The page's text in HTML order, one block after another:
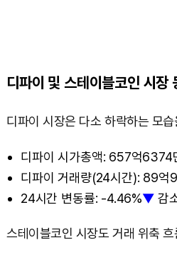
디파이 및 스테이블코인 시장
디파이 시장은 다소 하락하는 모
디파이 시가총액: 657억6374
디파이 거래량(24시간): 89억
24시간 변동률: -4.46%▼감
스테이블코인 시장도 거래 위축